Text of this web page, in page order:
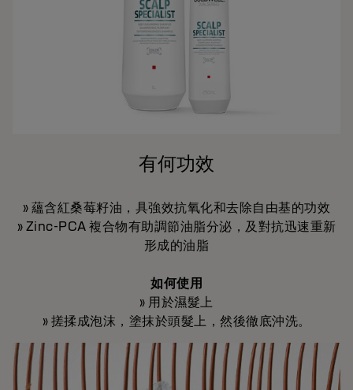
有何功效
» 蘊含紅桑莓籽油，具強效抗氧化和去除自由基的功效
» Zinc-PCA 複合物有助調節油脂分泌，及對抗迅速重新
形成的油脂
如何使用
» 用於濕髮上
» 搓揉成泡沫，塗抹於頭髮上，然後徹底沖洗。